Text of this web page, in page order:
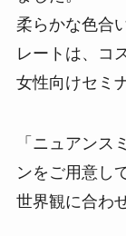
柔らかな色合
レートは、コ
女性向けセミ
「ニュアンス
ンをご用意し
世界観に合わ